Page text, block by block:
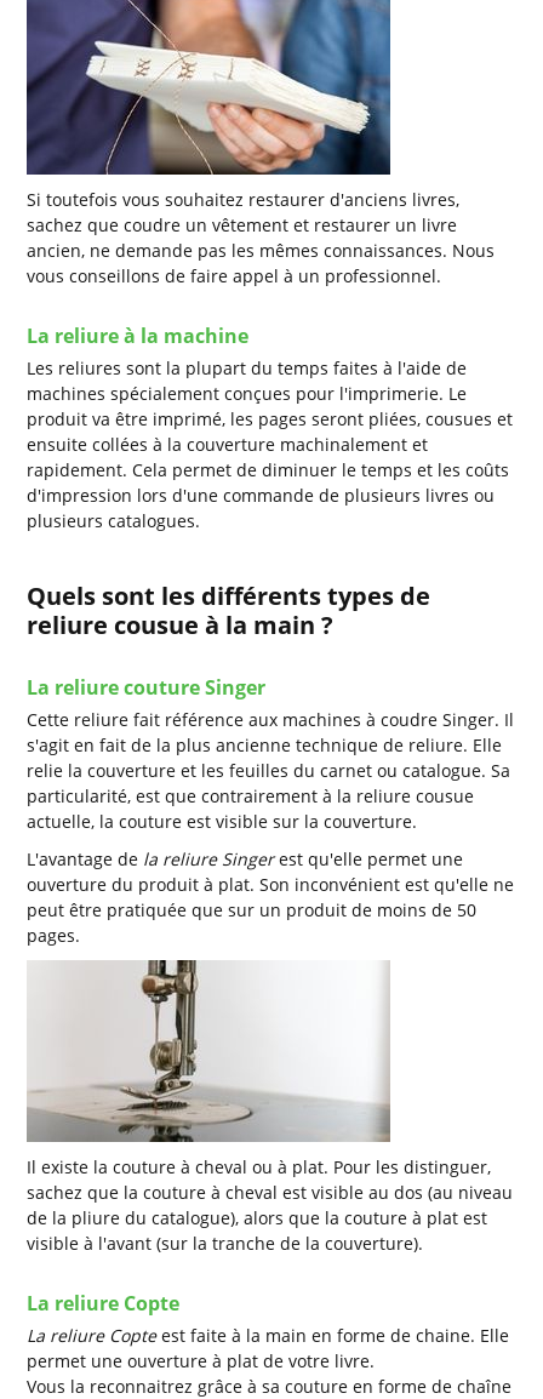
Si toutefois vous souhaitez restaurer d'anciens livres,
sachez que coudre un vêtement et restaurer un livre
ancien, ne demande pas les mêmes connaissances. Nous
vous conseillons de faire appel à un professionnel.
La reliure à la machine
Les reliures sont la plupart du temps faites à l'aide de
machines spécialement conçues pour l'imprimerie. Le
produit va être imprimé, les pages seront pliées, cousues et
ensuite collées à la couverture machinalement et
rapidement. Cela permet de diminuer le temps et les coûts
d'impression lors d'une commande de plusieurs livres ou
plusieurs catalogues.
Quels sont les différents types de
reliure cousue à la main ?
La reliure couture Singer
Cette reliure fait référence aux machines à coudre Singer. Il
s'agit en fait de la plus ancienne technique de reliure. Elle
relie la couverture et les feuilles du carnet ou catalogue. Sa
particularité, est que contrairement à la reliure cousue
actuelle, la couture est visible sur la couverture.
L'avantage de la reliure Singerest qu'elle permet une
ouverture du produit à plat. Son inconvénient est qu'elle ne
peut être pratiquée que sur un produit de moins de 50
pages.
Il existe la couture à cheval ou à plat. Pour les distinguer,
sachez que la couture à cheval est visible au dos (au niveau
de la pliure du catalogue), alors que la couture à plat est
visible à l'avant (sur la tranche de la couverture).
La reliure Copte
La reliure Copteest faite à la main en forme de chaine. Elle
permet une ouverture à plat de votre livre.
Vous la reconnaitrez grâce à sa couture en forme de chaîne